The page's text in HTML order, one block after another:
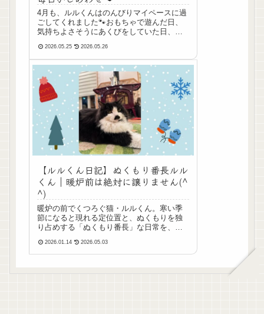
4月も、ルルくんはのんびりマイペースに過
ごしてくれました🐾おもちゃで遊んだ日、
気持ちよさそうにあくびをしていた日、モ
何気ない毎日なのに、あとから写真を見返
すと「かわいいなぁ」「幸せだなぁ」と感
じる瞬間ば...
2026.05.25 2026.05.26
【ルルくん日記】ぬくもり番長ルル
くん｜暖炉前は絶対に譲りません(^
^)
暖炉の前でくつろぐ猫・ルルくん。寒い季
節になると現れる定位置と、ぬくもりを独
り占めする「ぬくもり番長」な日常を、ほ
2026.01.14 2026.05.03